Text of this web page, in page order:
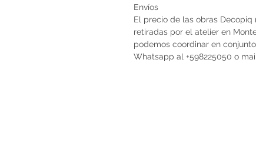
Envíos
El precio de las obras Decopiq
retiradas por el atelier en
podemos coordinar en
Whatsapp al +598225050 o